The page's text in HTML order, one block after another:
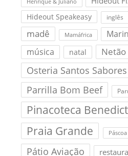
Hideout Speakeasy inglês
madê Mamáfrica
música
natal Netão
Osteria Santos Sabores
Parrilla Bom Beef
Pinacoteca
Praia Grande
Páscoa
Pátio Aviação